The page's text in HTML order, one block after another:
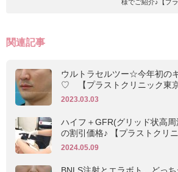
様でご紹介♪【プ
関連記事
ウルトラセルツー☆今年初の
♡ 【プラストクリニック東京
2023.03.03
ハイフ＋GFR(グリッド状高
の割引価格♪ 【プラストクリニ
2024.05.09